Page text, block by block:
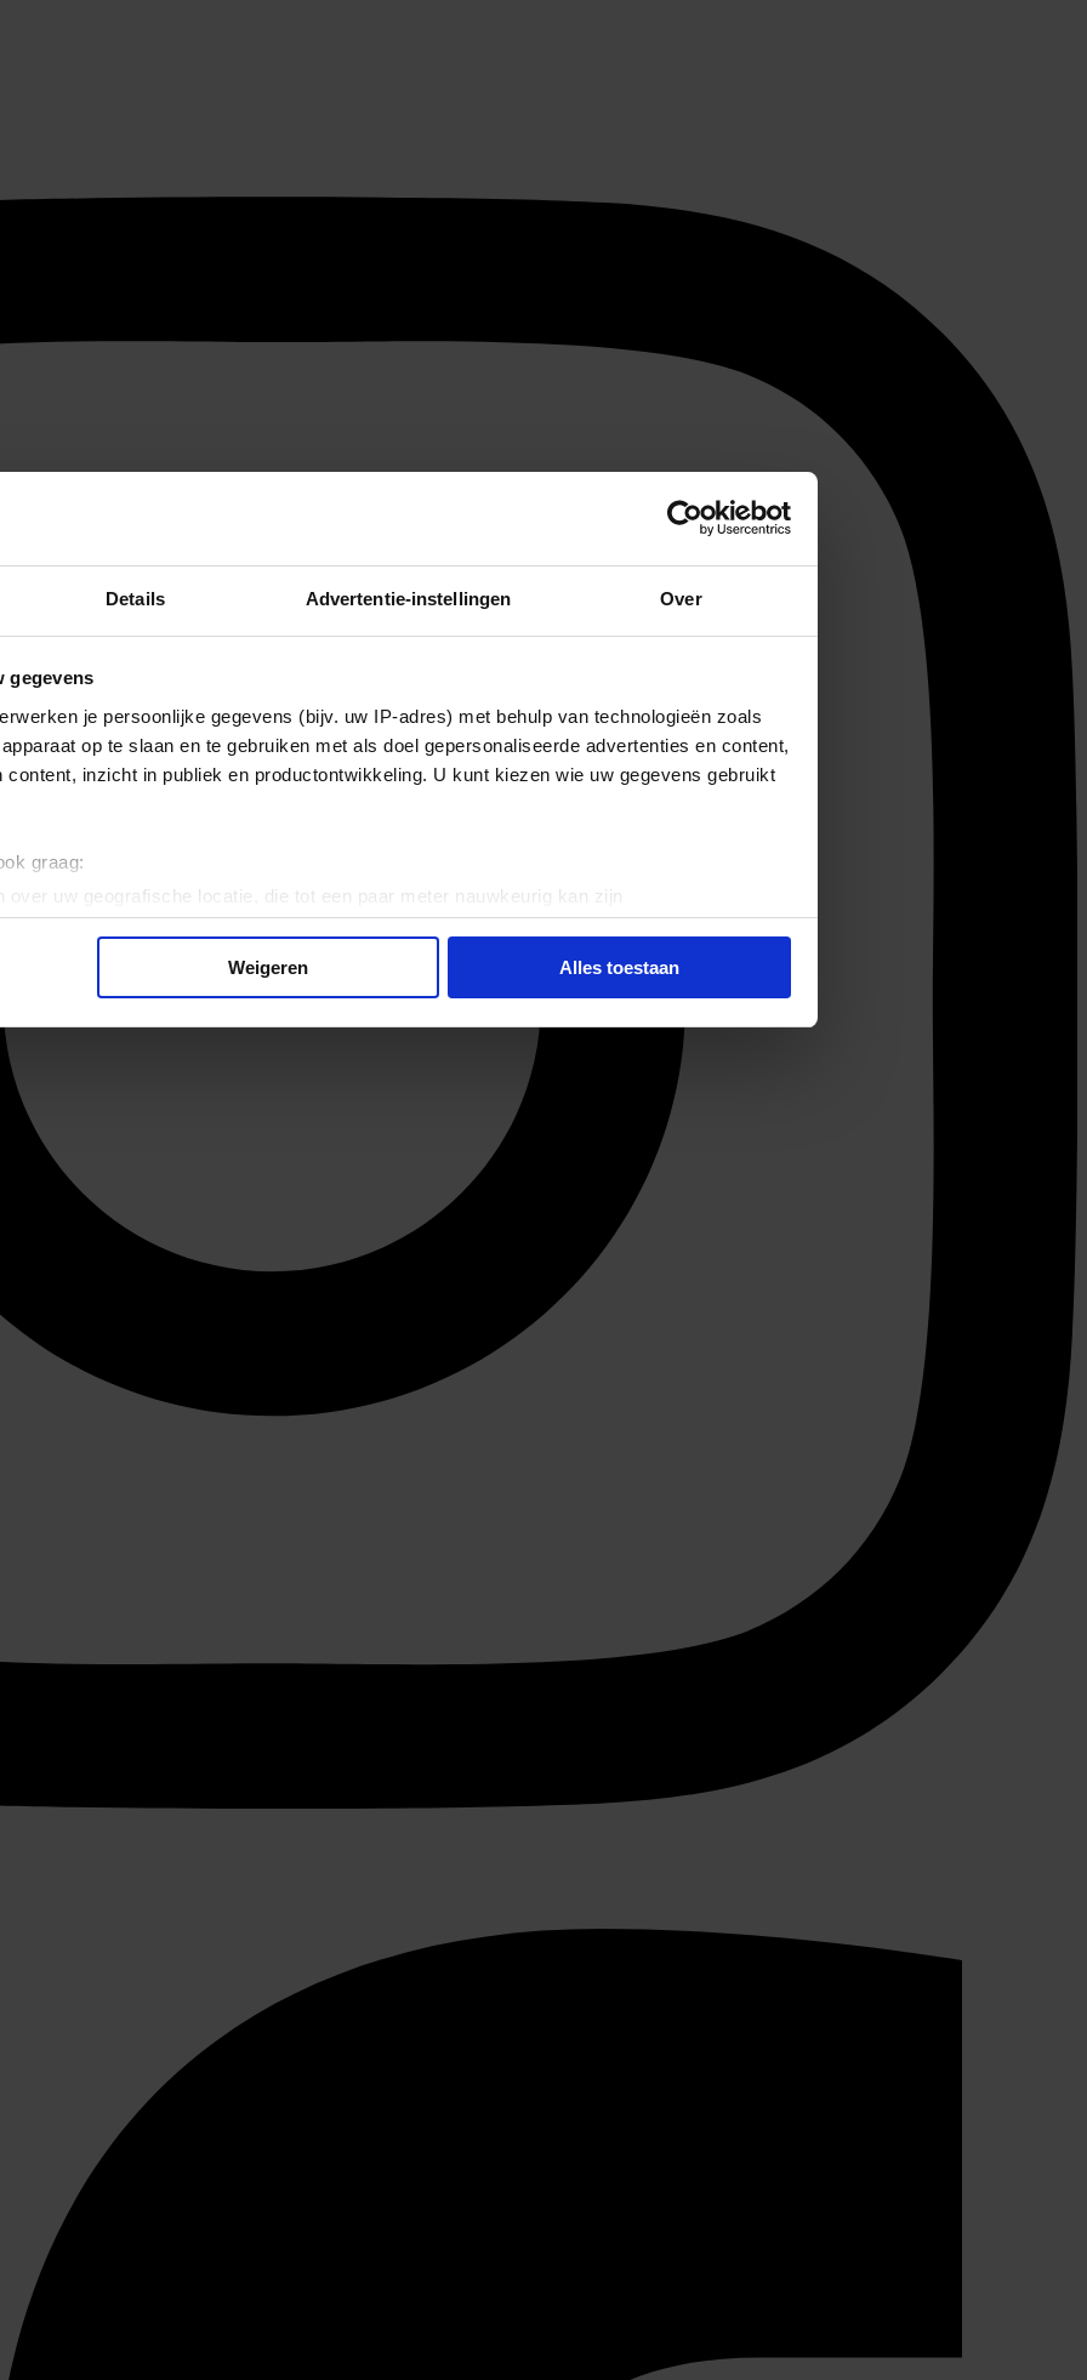
Details Advertentie-instellingen Over
gegevens
je persoonlijke gegevens (bijv. uw IP-adres) met behulp van technologieën zoals
op te slaan en te gebruiken met als doel gepersonaliseerde advertenties en content,
content, inzicht in publiek en productontwikkeling. U kunt kiezen wie uw gegevens gebruikt
graag:
over uw geografische locatie, die tot een paar meter nauwkeurig kan zijn
door het actief te scannen op specifieke eigenschappen (fingerprinting)
gegevens worden verwerkt en stel uw voorkeuren in het
detailgedeelte
en advertenties te personaliseren, om functies voor social media te bieden en om ons
Ook delen we informatie over uw gebruik van onze site met onze partners voor social
Deze partners kunnen deze gegevens combineren met andere informatie die u aan ze heeft
op basis van uw gebruik van hun services.
Weigeren Alles toestaan